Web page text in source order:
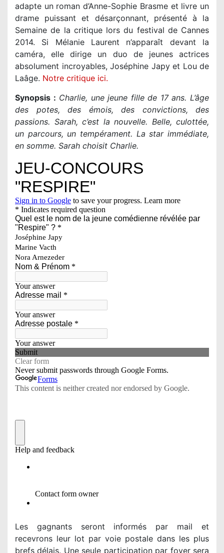
adapte un roman d’Anne-Sophie Brasme et livre un
drame puissant et désarçonnant, présenté à la
Semaine de la critique lors du festival de Cannes
2014. Si Mélanie Laurent n’apparaît devant la
caméra, elle dirige un duo de jeunes actrices
absolument incroyables, Joséphine Japy et Lou de
Laâge. Notre critique ici.
Synopsis : Charlie, une jeune fille de 17 ans. L’âge
des potes, des émois, des convictions, des
passions. Sarah, c’est la nouvelle. Belle, culottée,
un parcours, un tempérament. La star immédiate,
en somme. Sarah choisit Charlie.
Les gagnants seront informés par mail et
recevrons leur lot par voie postale dans les plus
brefs délais. Une seule participation par foyer sera